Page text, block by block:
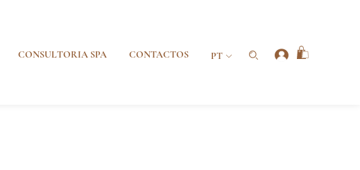
CONSULTORIA SPA CONTACTOS PT